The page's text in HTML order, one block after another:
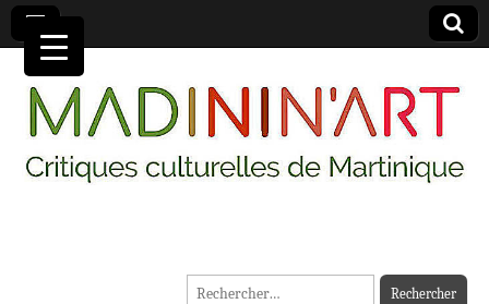
MADININ'ART
Rechercher :